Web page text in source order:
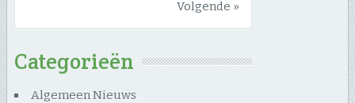
Volgende »
Categorieën
Algemeen Nieuws